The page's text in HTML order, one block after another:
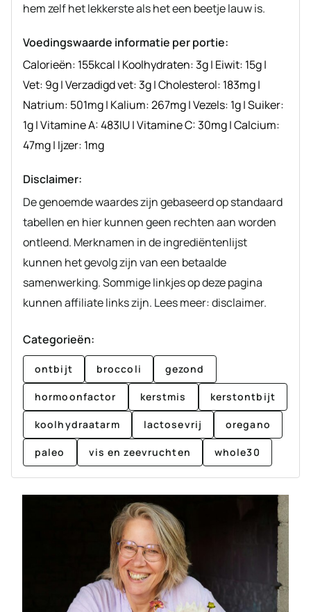
hem zelf het lekkerste als het een beetje lauw is.
Voedingswaarde informatie per portie:
Calorieën: 155kcal | Koolhydraten:3g| Eiwit: 15g|
Vet: 9g|Verzadigd vet:3g|Cholesterol: 183mg|
Natrium: 501mg| Kalium:267mg|Vezels: 1g|Suiker:
1g|Vitamine A:483IU|Vitamine C:30mg|Calcium:
47mg| Ijzer: 1mg
Disclaimer:
De genoemde waardes zijn gebaseerd op standaard
tabellen en hier kunnen geen rechten aan worden
ontleend. Merknamen in de ingrediëntenlijst
kunnen het gevolg zijn van een betaalde
samenwerking. Sommige linkjes op deze pagina
kunnen affiliate links zijn. Lees meer: disclaimer.
Categorieën:
ontbijt broccoli gezond
hormoonfactor kerstmis kerstontbijt
koolhydraatarm lactosevrij oregano
paleo vis en zeevruchten whole30